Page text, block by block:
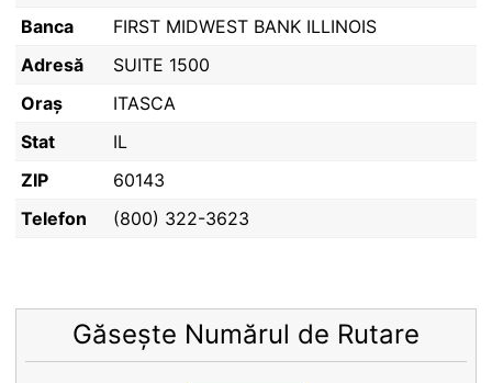
Banca
FIRST MIDWEST BANK ILLINOIS
Adresă
SUITE 1500
Oraș
ITASCA
Stat
IL
ZIP
60143
Telefon
(800) 322-3623
Găsește Numărul de Rutare